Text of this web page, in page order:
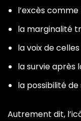
l’excès
la marginalité
la voix de
la survie après
la possibilité
Autrement dit,